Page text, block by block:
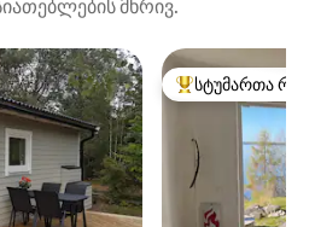
მხრივ.
სტუმართა
სტუმართა